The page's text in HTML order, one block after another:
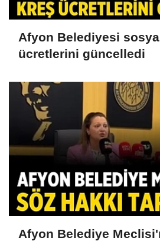
Afyon Belediyesi
ücretlerini güncelledi
Afyon Belediye